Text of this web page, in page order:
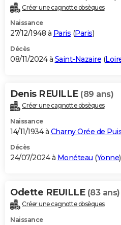
Créer une cagnotte obsèques
Naissance
27/12/1948 à Paris (Paris)
Décès
08/11/2024 à Saint-Nazaire (
Denis REUILLE (89 ans)
Créer une cagnotte obsèques
Naissance
14/11/1934 à Charny Orée de
Décès
24/07/2024 à Monéteau (Yonne)
Odette REUILLE (83 ans)
Créer une cagnotte obsèques
Naissance